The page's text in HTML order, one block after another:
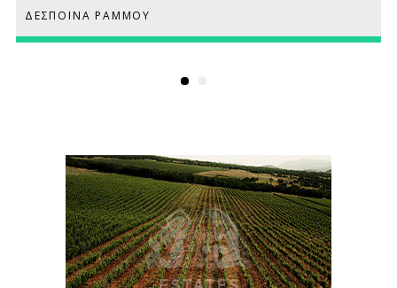
ΔΕΣΠΟΙΝΑ ΡΑΜΜΟΥ